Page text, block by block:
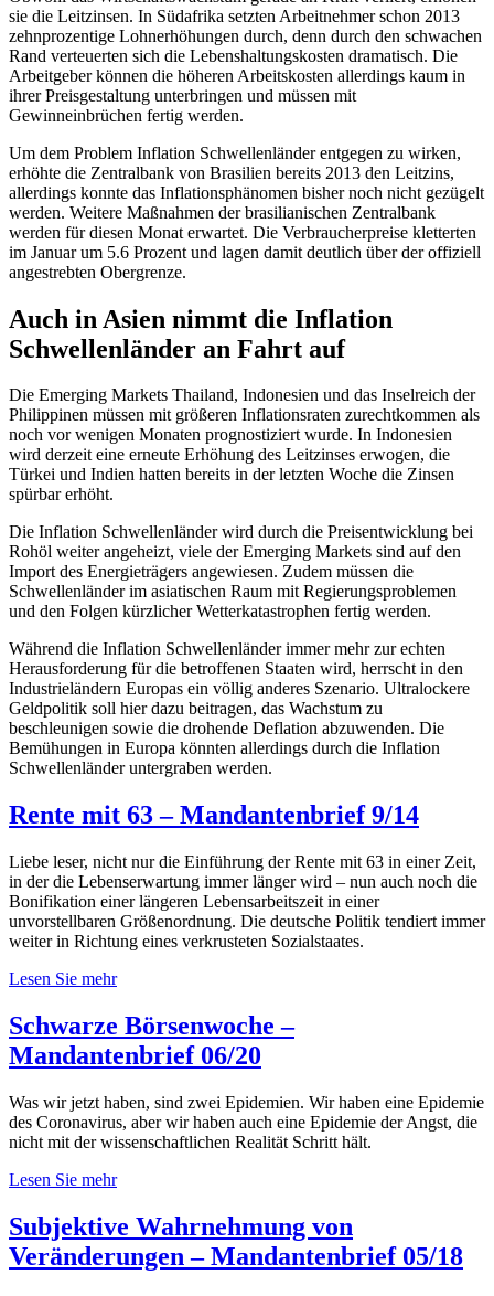
sie die Leitzinsen. In Südafrika setzten Arbeitnehmer schon 2013
zehnprozentige Lohnerhöhungen durch, denn durch den schwachen
Rand verteuerten sich die Lebenshaltungskosten dramatisch. Die
Arbeitgeber können die höheren Arbeitskosten allerdings kaum in
ihrer Preisgestaltung unterbringen und müssen mit
Gewinneinbrüchen fertig werden.
Um dem Problem Inflation Schwellenländer entgegen zu wirken,
erhöhte die Zentralbank von Brasilien bereits 2013 den Leitzins,
allerdings konnte das Inflationsphänomen bisher noch nicht gezügelt
werden. Weitere Maßnahmen der brasilianischen Zentralbank
werden für diesen Monat erwartet. Die Verbraucherpreise kletterten
im Januar um 5.6 Prozent und lagen damit deutlich über der offiziell
angestrebten Obergrenze.
Auch in Asien nimmt die Inflation
Schwellenländer an Fahrt auf
Die Emerging Markets Thailand, Indonesien und das Inselreich der
Philippinen müssen mit größeren Inflationsraten zurechtkommen als
noch vor wenigen Monaten prognostiziert wurde. In Indonesien
wird derzeit eine erneute Erhöhung des Leitzinses erwogen, die
Türkei und Indien hatten bereits in der letzten Woche die Zinsen
spürbar erhöht.
Die Inflation Schwellenländer wird durch die Preisentwicklung bei
Rohöl weiter angeheizt, viele der Emerging Markets sind auf den
Import des Energieträgers angewiesen. Zudem müssen die
Schwellenländer im asiatischen Raum mit Regierungsproblemen
und den Folgen kürzlicher Wetterkatastrophen fertig werden.
Während die Inflation Schwellenländer immer mehr zur echten
Herausforderung für die betroffenen Staaten wird, herrscht in den
Industrieländern Europas ein völlig anderes Szenario. Ultralockere
Geldpolitik soll hier dazu beitragen, das Wachstum zu
beschleunigen sowie die drohende Deflation abzuwenden. Die
Bemühungen in Europa könnten allerdings durch die Inflation
Schwellenländer untergraben werden.
Rente mit 63 – Mandantenbrief 9/14
Liebe leser, nicht nur die Einführung der Rente mit 63 in einer Zeit,
in der die Lebenserwartung immer länger wird – nun auch noch die
Bonifikation einer längeren Lebensarbeitszeit in einer
unvorstellbaren Größenordnung. Die deutsche Politik tendiert immer
weiter in Richtung eines verkrusteten Sozialstaates.
Lesen Sie mehr
Schwarze Börsenwoche –
Mandantenbrief 06/20
Was wir jetzt haben, sind zwei Epidemien. Wir haben eine Epidemie
des Coronavirus, aber wir haben auch eine Epidemie der Angst, die
nicht mit der wissenschaftlichen Realität Schritt hält.
Lesen Sie mehr
Subjektive Wahrnehmung von
Veränderungen – Mandantenbrief 05/18